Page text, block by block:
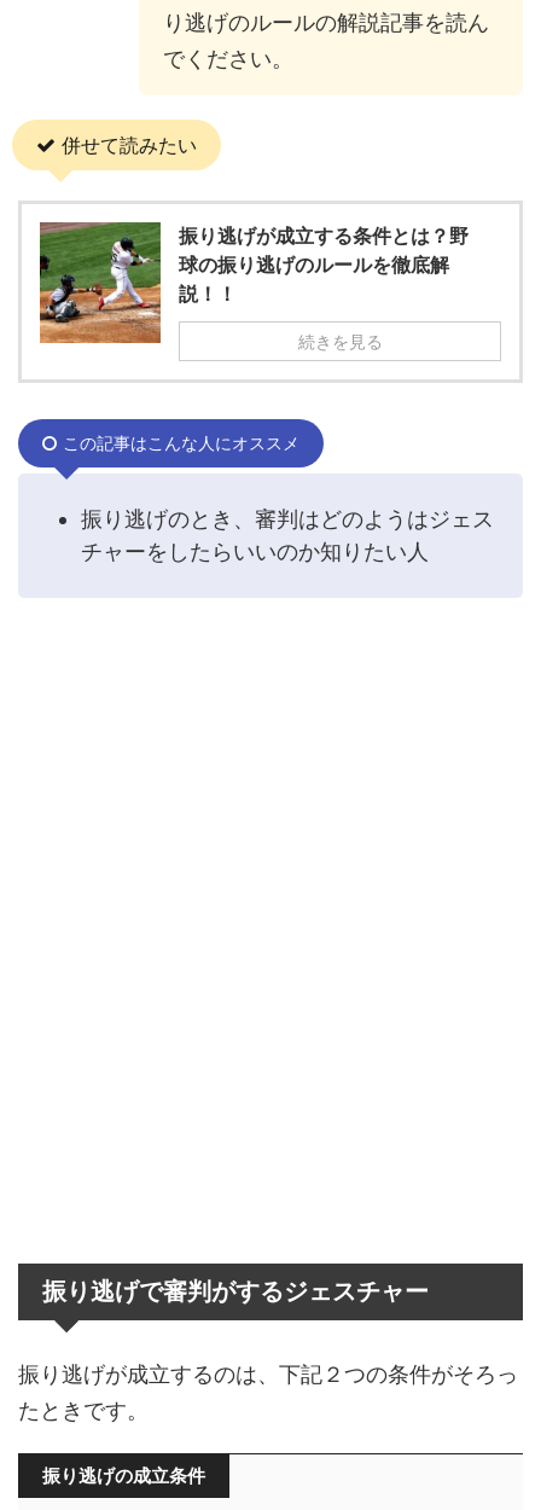
り逃げのルールの解説記事を読ん
でください。
併せて読みたい
振り逃げが成立する条件とは？野
球の振り逃げのルールを徹底解
説！！
続きを見る
この記事はこんな人にオススメ
振り逃げのとき、審判はどのようはジェス
チャーをしたらいいのか知りたい人
振り逃げで審判がするジェスチャー
振り逃げが成立するのは、下記２つの条件がそろっ
たときです。
振り逃げの成立条件